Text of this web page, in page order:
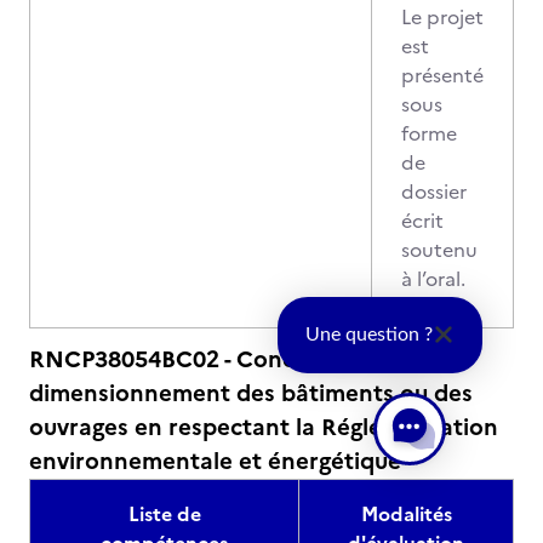
Le projet
est
présenté
sous
forme
de
dossier
écrit
soutenu
à l’oral.
RNCP38054BC02 - Conception et
dimensionnement des bâtiments ou des
ouvrages en respectant la Réglementation
environnementale et énergétique
Liste de
Modalités
Une question ?